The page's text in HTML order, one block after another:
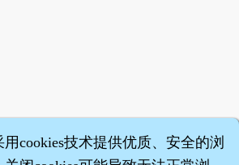
cookies技术提供优质、安全的浏